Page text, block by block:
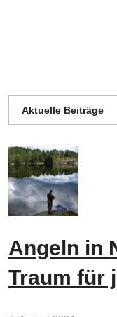
Aktuelle Beiträge
Angeln in
Traum für